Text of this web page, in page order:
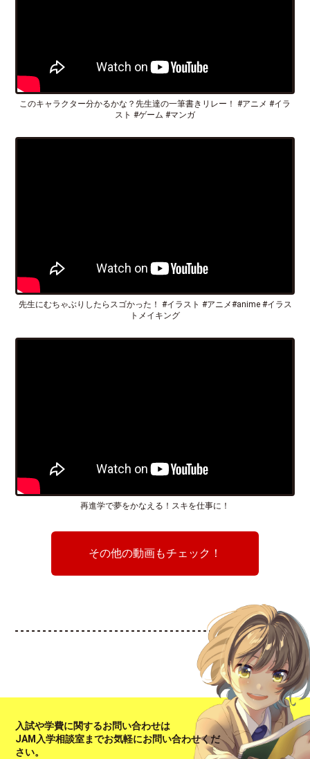
このキャラクター分かるかな？先生達の一筆書きリレー！ #アニメ #イラ
スト #ゲーム #マンガ
先生にむちゃぶりしたらスゴかった！ #イラスト #アニメ#anime #イラス
トメイキング
再進学で夢をかなえる！スキを仕事に！
その他の動画もチェック！
入試や学費に関するお問い合わせは
JAM入学相談室までお気軽にお問い合わせくだ
さい。